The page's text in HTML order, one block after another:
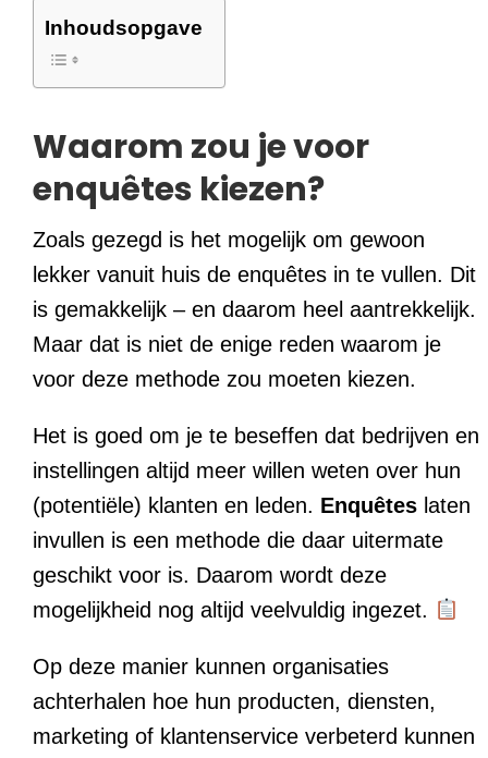
Inhoudsopgave
Waarom zou je voor
enquêtes kiezen?
Zoals gezegd is het mogelijk om gewoon
lekker vanuit huis de enquêtes in te vullen. Dit
is gemakkelijk – en daarom heel aantrekkelijk.
Maar dat is niet de enige reden waarom je
voor deze methode zou moeten kiezen.
Het is goed om je te beseffen dat bedrijven en
instellingen altijd meer willen weten over hun
(potentiële) klanten en leden. Enquêtes laten
invullen is een methode die daar uitermate
geschikt voor is. Daarom wordt deze
mogelijkheid nog altijd veelvuldig ingezet.
Op deze manier kunnen organisaties
achterhalen hoe hun producten, diensten,
marketing of klantenservice verbeterd kunnen